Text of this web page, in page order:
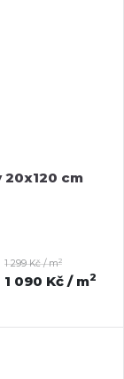
20x120 cm
1 299 Kč / m2
1 090 Kč / m2